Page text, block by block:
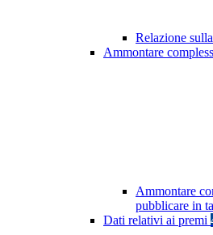
Relazione
Ammontare
Ammontare
pubblicare in
Dati relativi ai premi